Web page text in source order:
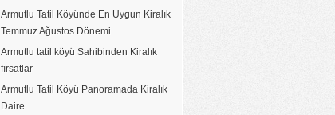
Armutlu Tatil Köyünde En Uygun Kiralık
Temmuz Ağustos Dönemi
Armutlu tatil köyü Sahibinden Kiralık
fırsatlar
Armutlu Tatil Köyü Panoramada Kiralık
Daire